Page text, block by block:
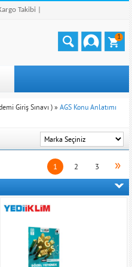
Takibi |
1
Giriş Sınavı ) » AGS Konu Anlatımı
1 2 3 »